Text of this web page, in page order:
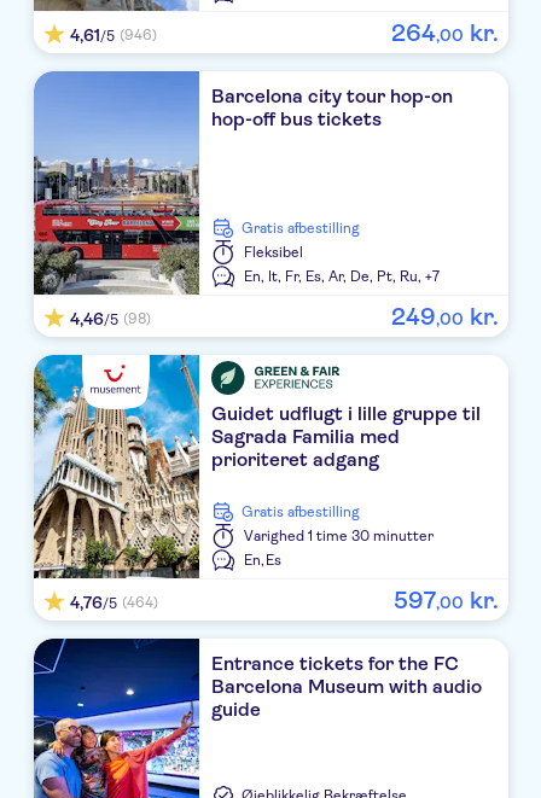
4,61/5 (946) 264,00 kr.
Barcelona city tour hop-on
hop-off bus tickets
Gratis afbestilling
Fleksibel
En, It, Fr, Es,Ar, De, Pt, Ru,+7
4,46/5 (98) 249,00 kr.
Guidet udflugt i lille gruppe til
Sagrada Familia med
prioriteret adgang
Gratis afbestilling
Varighed 1 time 30 minutter
En,Es
4,76/5 (464) 597,00 kr.
Entrance tickets for the FC
Barcelona Museum with audio
guide